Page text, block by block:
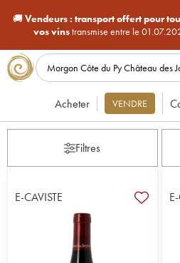
🚚Vendeurs : transport offert pour
vos vinstransmise entre le
Acheter VENDRE
Filtres
E-CAVISTE